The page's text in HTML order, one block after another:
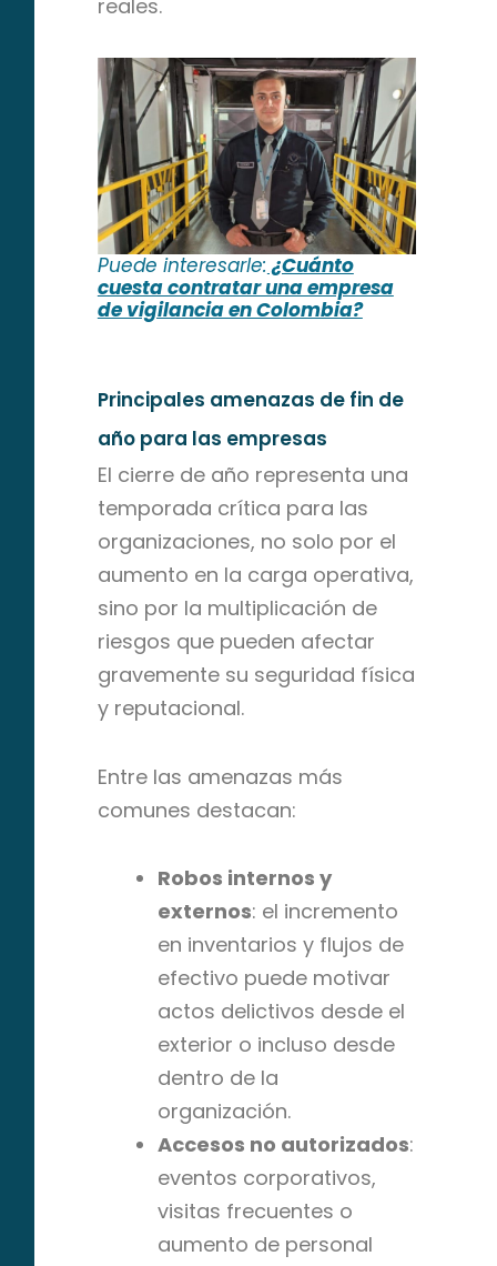
reales.
Puede interesarle: ¿Cuánto
cuesta contratar una empresa
de vigilancia en Colombia?
Principales amenazas de fin de
año para las empresas
El cierre de año representa una
temporada crítica para las
organizaciones, no solo por el
aumento en la carga operativa,
sino por la multiplicación de
riesgos que pueden afectar
gravemente su seguridad física
y reputacional.
Entre las amenazas más
comunes destacan:
Robos internos y
externos: el incremento
en inventarios y flujos de
efectivo puede motivar
actos delictivos desde el
exterior o incluso desde
dentro de la
organización.
Accesos no autorizados:
eventos corporativos,
visitas frecuentes o
aumento de personal